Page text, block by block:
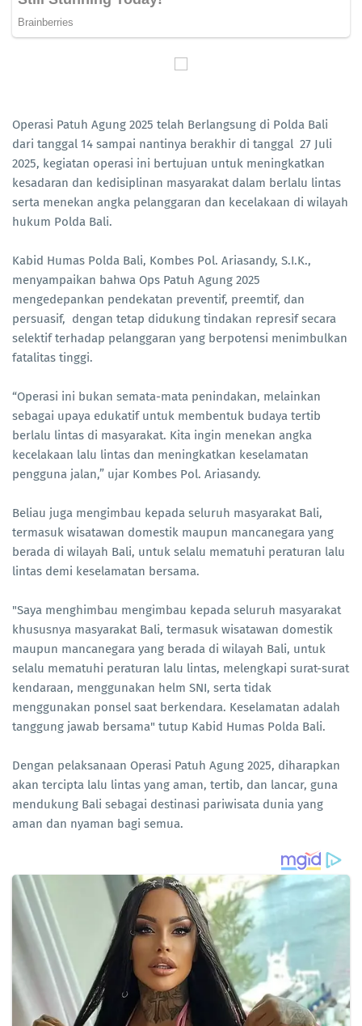
Operasi Patuh Agung 2025 telah Berlangsung di Polda Bali
dari tanggal 14 sampai nantinya berakhir di tanggal 27 Juli
2025, kegiatan operasi ini bertujuan untuk meningkatkan
kesadaran dan kedisiplinan masyarakat dalam berlalu lintas
serta menekan angka pelanggaran dan kecelakaan di wilayah
hukum Polda Bali.
Kabid Humas Polda Bali, Kombes Pol. Ariasandy, S.I.K.,
menyampaikan bahwa Ops Patuh Agung 2025
mengedepankan pendekatan preventif, preemtif, dan
persuasif, dengan tetap didukung tindakan represif secara
selektif terhadap pelanggaran yang berpotensi menimbulkan
fatalitas tinggi.
“Operasi ini bukan semata-mata penindakan, melainkan
sebagai upaya edukatif untuk membentuk budaya tertib
berlalu lintas di masyarakat. Kita ingin menekan angka
kecelakaan lalu lintas dan meningkatkan keselamatan
pengguna jalan,” ujar Kombes Pol. Ariasandy.
Beliau juga mengimbau kepada seluruh masyarakat Bali,
termasuk wisatawan domestik maupun mancanegara yang
berada di wilayah Bali, untuk selalu mematuhi peraturan lalu
lintas demi keselamatan bersama.
"Saya menghimbau mengimbau kepada seluruh masyarakat
khususnya masyarakat Bali, termasuk wisatawan domestik
maupun mancanegara yang berada di wilayah Bali, untuk
selalu mematuhi peraturan lalu lintas, melengkapi surat-surat
kendaraan, menggunakan helm SNI, serta tidak
menggunakan ponsel saat berkendara. Keselamatan adalah
tanggung jawab bersama" tutup Kabid Humas Polda Bali.
Dengan pelaksanaan Operasi Patuh Agung 2025, diharapkan
akan tercipta lalu lintas yang aman, tertib, dan lancar, guna
mendukung Bali sebagai destinasi pariwisata dunia yang
aman dan nyaman bagi semua.